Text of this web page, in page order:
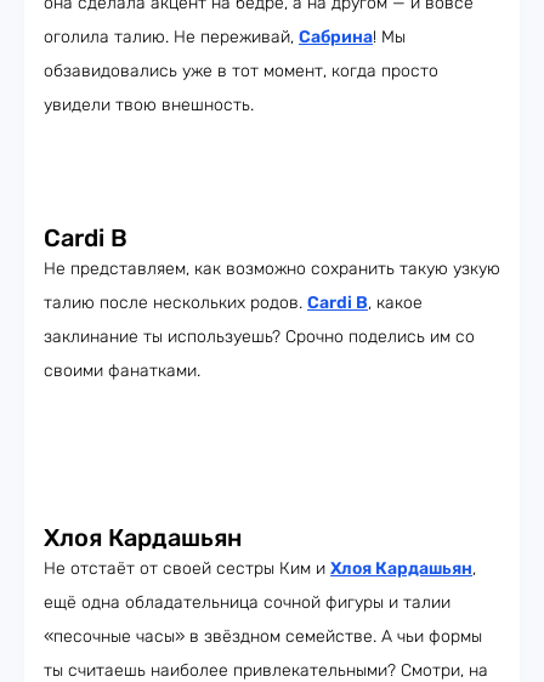
оголила талию. Не переживай, Сабрина! Мы
обзавидовались уже в тот момент, когда просто
увидели твою внешность.
Cardi B
Не представляем, как возможно сохранить такую узкую
талию после нескольких родов. Cardi B, какое
заклинание ты используешь? Срочно поделись им со
своими фанатками.
Хлоя Кардашьян
Не отстаёт от своей сестры Ким и Хлоя Кардашьян,
ещё одна обладательница сочной фигуры и талии
«песочные часы» в звёздном семействе. А чьи формы
ты считаешь наиболее привлекательными? Смотри, на